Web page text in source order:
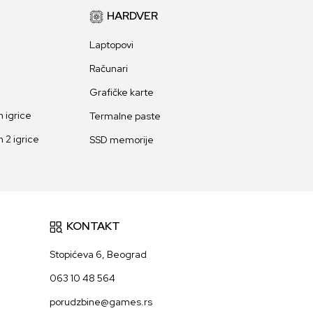
igrice
2 igrice
HARDVER
Laptopovi
Računari
Grafičke karte
Termalne paste
SSD memorije
KONTAKT
Stopićeva 6, Beograd
063 10 48 564
porudzbine@games.rs